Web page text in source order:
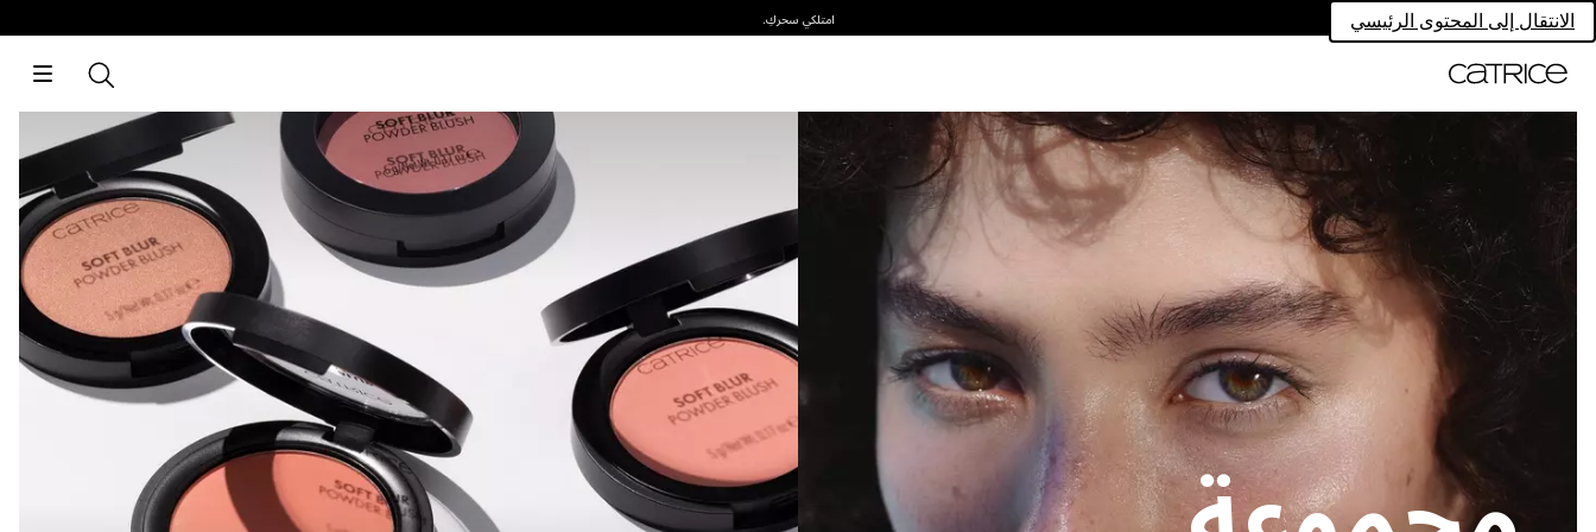
الانتقال إلى المحتوى الرئيسي امتلكي سحركِ.